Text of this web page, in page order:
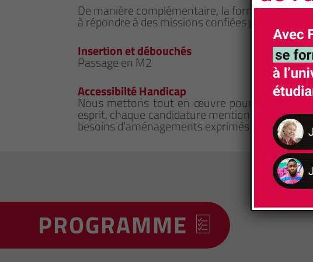
De manière complémentaire, la formation
à répondre à des missions confiées par l’équipe
Insertion et débouchés
Passage en M2
Accessibilté Handicap
Nous mettons tout en œuvre pour que nos
esprit, chaque candidature mentionnant un
besoins d’aménagements exprimés.
PROGRAMME